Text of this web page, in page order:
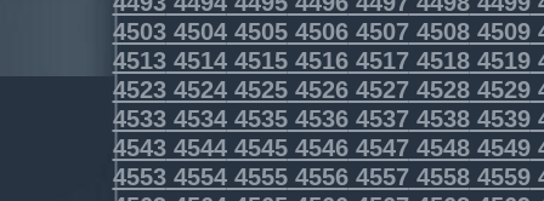
4503450445054506450745084509
4513451445154516451745184519
4523452445254526452745284529
4533453445354536453745384539
4543454445454546454745484549
4553455445554556455745584559